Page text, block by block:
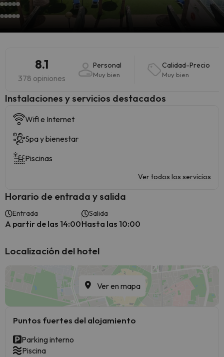
8.1
378 opiniones
Personal
Muy bien
Calidad-Precio
Muy bien
Instalaciones y servicios destacados
Wifi e Internet
Spa y bienestar
Piscinas
Ver todos los servicios
Horario de entrada y salida
Entrada
A partir de las 14:00
Salida
Hasta las 10:00
Localización del hotel
Ver en mapa
Puntos fuertes del alojamiento
Parking interno
Piscina